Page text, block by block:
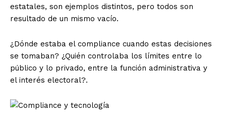
estatales, son ejemplos distintos, pero todos son
resultado de un mismo vacío.
¿Dónde estaba el compliance cuando estas decisiones
se tomaban? ¿Quién controlaba los límites entre lo
público y lo privado, entre la función administrativa y
el interés electoral?.